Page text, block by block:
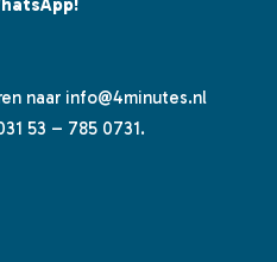
naar info@4minutes.nl
53 – 785 0731.